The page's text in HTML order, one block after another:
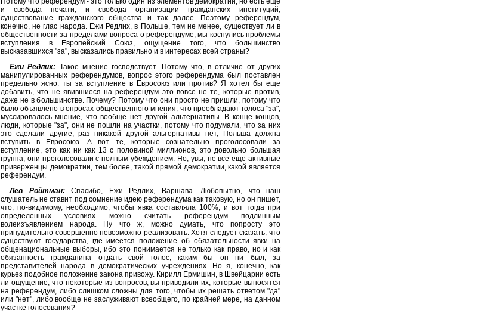
и свобода печати, и свобода организации гражданских институций,
существование гражданского общества и так далее. Поэтому референдум,
конечно, не глас народа. Ежи Редлих, в Польше, тем не менее, существует ли в
общественности за пределами вопроса о референдуме, мы коснулись проблемы
вступления в Европейский Союз, ощущение того, что большинство
высказавшихся "за", высказались правильно и в интересах всей страны?
Ежи Редлих: Такое мнение господствует. Потому что, в отличие от других
манипулированных референдумов, вопрос этого референдума был поставлен
предельно ясно: ты за вступление в Евросоюз или против? Я хотел бы еще
добавить, что не явившиеся на референдум это вовсе не те, которые против,
даже не в большинстве. Почему? Потому что они просто не пришли, потому что
было объявлено в опросах общественного мнения, что преобладают голоса "за",
муссировалось мнение, что вообще нет другой альтернативы. В конце концов,
люди, которые "за", они не пошли на участки, потому что подумали, что за них
это сделали другие, раз никакой другой альтернативы нет, Польша должна
вступить в Евросоюз. А вот те, которые сознательно проголосовали за
вступление, это как ни как 13 с половиной миллионов, это довольно большая
группа, они проголосовали с полным убеждением. Но, увы, не все еще активные
приверженцы демократии, тем более, такой прямой демократии, какой является
референдум.
Лев Ройтман:Спасибо, Ежи Редлих, Варшава. Любопытно, что наш
слушатель не ставит под сомнение идею референдума как таковую, но он пишет,
что, по-видимому, необходимо, чтобы явка составляла 100%, и вот тогда при
определенных условиях можно считать референдум подлинным
волеизъявлением народа. Ну что ж, можно думать, что попросту это
принудительно совершенно невозможно реализовать. Хотя следует сказать, что
существуют государства, где имеется положение об обязательности явки на
общенациональные выборы, ибо это понимается не только как право, но и как
обязанность гражданина отдать свой голос, каким бы он ни был, за
представителей народа в демократических учреждениях. Но я, конечно, как
курьез подобное положение закона привожу. Кирилл Ермишин, в Швейцарии есть
ли ощущение, что некоторые из вопросов, вы приводили их, которые выносятся
на референдум, либо слишком сложны для того, чтобы их решать ответом "да"
или "нет", либо вообще не заслуживают всеобщего, по крайней мере, на данном
участке голосования?